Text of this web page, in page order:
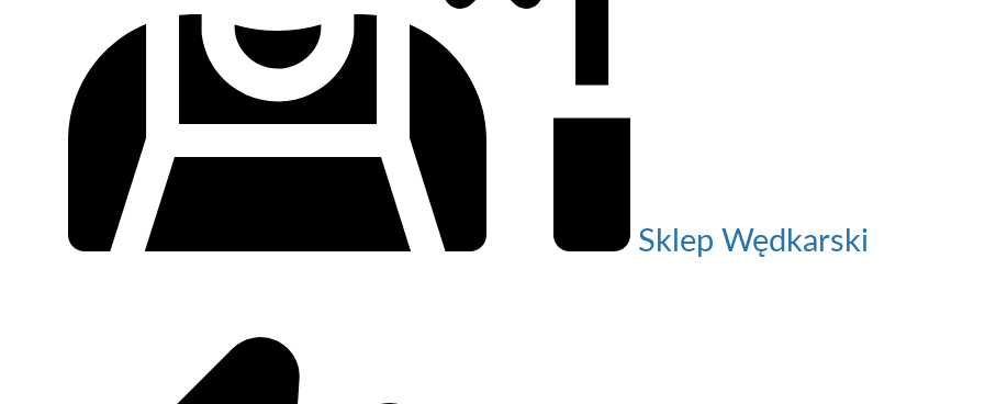
Sklep Wędkarski